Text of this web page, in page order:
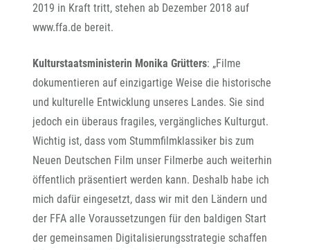
2019 in Kraft tritt, stehen ab Dezember 2018 auf
www.ffa.de bereit.
Kulturstaatsministerin Monika Grütters: „Filme
dokumentieren auf einzigartige Weise die historische
und kulturelle Entwicklung unseres Landes. Sie sind
jedoch ein überaus fragiles, vergängliches Kulturgut.
Wichtig ist, dass vom Stummfilmklassiker bis zum
Neuen Deutschen Film unser Filmerbe auch weiterhin
öffentlich präsentiert werden kann. Deshalb habe ich
mich dafür eingesetzt, dass wir mit den Ländern und
der FFA alle Voraussetzungen für den baldigen Start
der gemeinsamen Digitalisierungsstrategie schaffen